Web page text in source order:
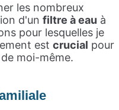
les nombreux
d'un filtre à eau à
pour lesquelles je
est crucial pour
moi-même.